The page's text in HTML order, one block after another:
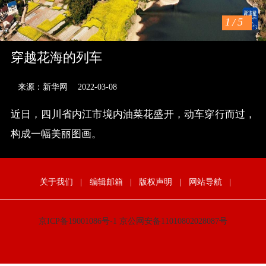
1 /5
穿越花海的列车
来源：新华网 2022-03-08
近日，四川省内江市境内油菜花盛开，动车穿行而过，
构成一幅美丽图画。
关于我们 | 编辑邮箱 | 版权声明 | 网站导航 |
京ICP备19001086号-1 京公网安备11010802028087号